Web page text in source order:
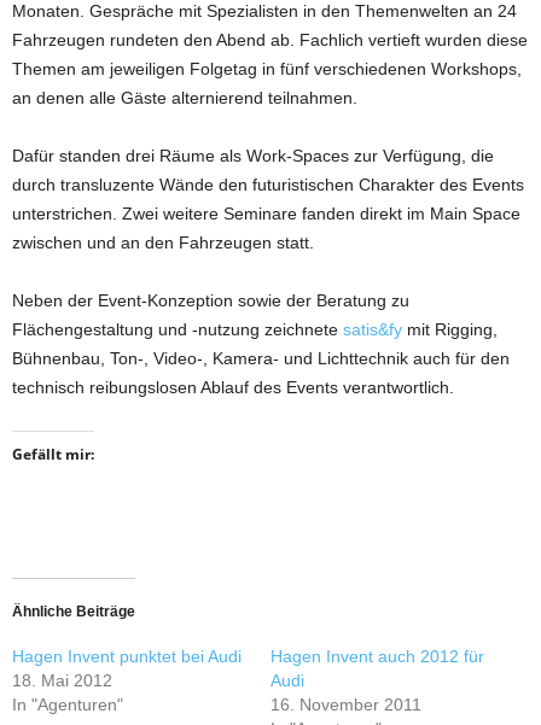
Monaten. Gespräche mit Spezialisten in den Themenwelten an 24
Fahrzeugen rundeten den Abend ab. Fachlich vertieft wurden diese
Themen am jeweiligen Folgetag in fünf verschiedenen Workshops,
an denen alle Gäste alternierend teilnahmen.
Dafür standen drei Räume als Work-Spaces zur Verfügung, die
durch transluzente Wände den futuristischen Charakter des Events
unterstrichen. Zwei weitere Seminare fanden direkt im Main Space
zwischen und an den Fahrzeugen statt.
Neben der Event-Konzeption sowie der Beratung zu
Flächengestaltung und -nutzung zeichnete satis&fy mit Rigging,
Bühnenbau, Ton-, Video-, Kamera- und Lichttechnik auch für den
technisch reibungslosen Ablauf des Events verantwortlich.
Gefällt mir:
Ähnliche Beiträge
Hagen Invent punktet bei Audi
18. Mai 2012
In "Agenturen"
Hagen Invent auch 2012 für
Audi
16. November 2011